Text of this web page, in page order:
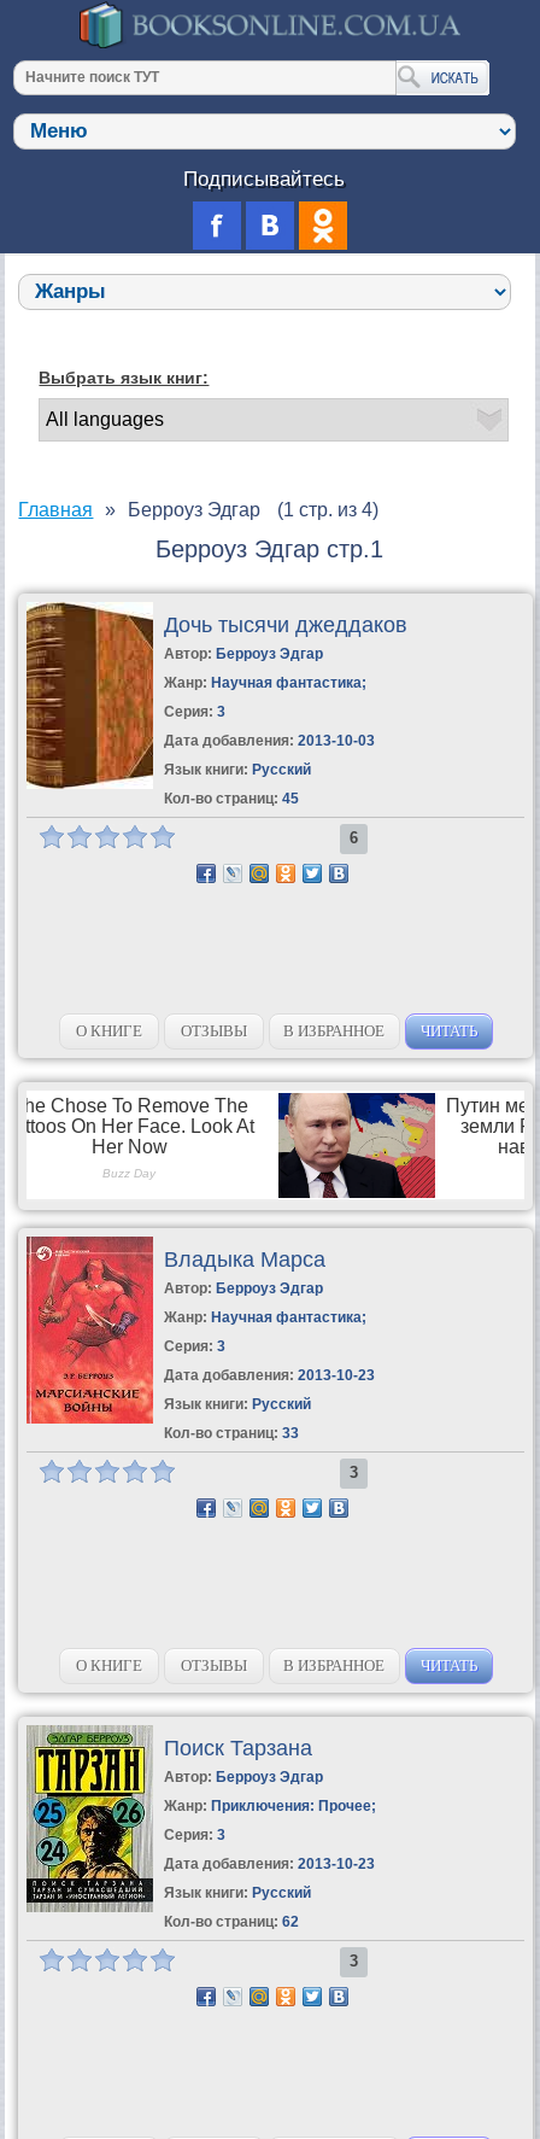
Подписывайтесь
Выбрать язык книг:
Главная Берроуз Эдгар (1 стр. из 4)
Берроуз Эдгар стр.1
Дочь тысячи джеддаков
Автор: Берроуз Эдгар
Жанр: Научная фантастика;
Серия: 3
Дата добавления: 2013-10-03
Язык книги: Русский
Кол-во страниц: 45
6
О КНИГЕ ОТЗЫВЫ В ИЗБРАННОЕ ЧИТАТЬ
Владыка Марса
Автор: Берроуз Эдгар
Жанр: Научная фантастика;
Серия: 3
Дата добавления: 2013-10-23
Язык книги: Русский
Кол-во страниц: 33
3
О КНИГЕ ОТЗЫВЫ В ИЗБРАННОЕ ЧИТАТЬ
Поиск Тарзана
Автор: Берроуз Эдгар
Жанр: Приключения: Прочее;
Серия: 3
Дата добавления: 2013-10-23
Язык книги: Русский
Кол-во страниц: 62
3